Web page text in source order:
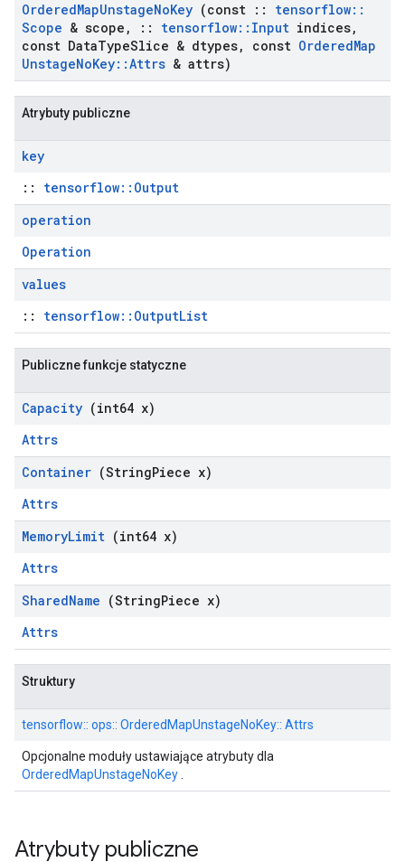
OrderedMapUnstageNoKey (const :: tensorflow::
Scope & scope , :: tensorflow:: Input indices,
const DataTypeSlice & dtypes, const OrderedMap
UnstageNoKey::Attrs & attrs)
Atrybuty publiczne
key
:: tensorflow::Output
operation
Operation
values
:: tensorflow::OutputList
Publiczne funkcje statyczne
Capacity (int64 x)
Attrs
Container (StringPiece x)
Attrs
MemoryLimit (int64 x)
Attrs
SharedName (StringPiece x)
Attrs
Struktury
tensorflow:: ops:: OrderedMapUnstageNoKey:: Attrs
Opcjonalne moduły ustawiające atrybuty dla
OrderedMapUnstageNoKey
Atrybuty publiczne